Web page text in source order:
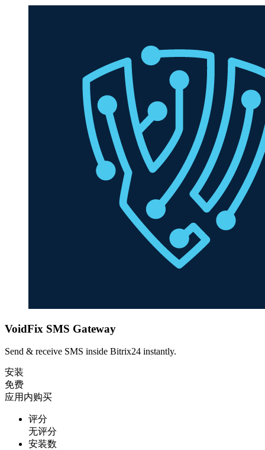
VoidFix SMS Gateway
Send & receive SMS inside Bitrix24 instantly.
安装
免费
应用内购买
评分
无评分
安装数